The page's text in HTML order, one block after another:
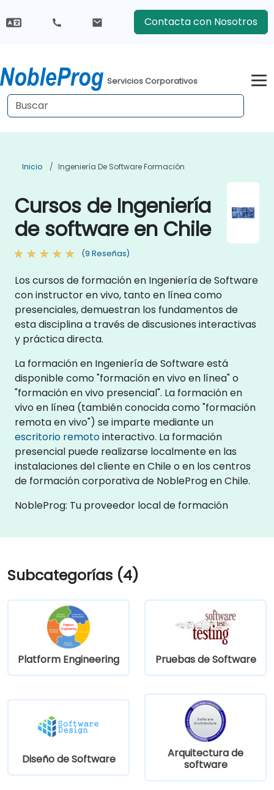
Contacta con Nosotros
Servicios Corporativos
Inicio Ingeniería De Software Formación
Cursos de Ingeniería
de software en Chile
(9 Reseñas)
Los cursos de formación en Ingeniería de Software
con instructor en vivo, tanto en línea como
presenciales, demuestran los fundamentos de
esta disciplina a través de discusiones interactivas
y práctica directa.
La formación en Ingeniería de Software está
disponible como "formación en vivo en línea" o
"formación en vivo presencial". La formación en
vivo en línea (también conocida como "formación
remota en vivo") se imparte mediante un
escritorio remotointeractivo. La formación
presencial puede realizarse localmente en las
instalaciones del cliente en Chile o en los centros
de formación corporativa de NobleProg en Chile.
NobleProg: Tu proveedor local de formación
Subcategorías (4)
Platform Engineering Pruebas de Software
Diseño de Software
Arquitectura de
software